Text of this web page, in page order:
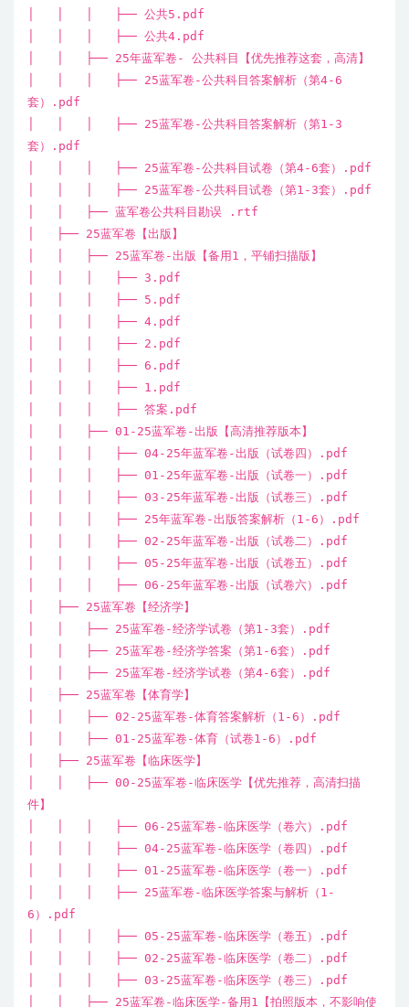
│ │ │ ├── 公共5.pdf
│ │ │ ├── 公共4.pdf
│ │ ├── 25年蓝军卷- 公共科目【优先推荐这套，高清】
│ │ │ ├── 25蓝军卷-公共科目答案解析（第4-6
套）.pdf
│ │ │ ├── 25蓝军卷-公共科目答案解析（第1-3
套）.pdf
│ │ │ ├── 25蓝军卷-公共科目试卷（第4-6套）.pdf
│ │ │ ├── 25蓝军卷-公共科目试卷（第1-3套）.pdf
│ │ ├── 蓝军卷公共科目勘误 .rtf
│ ├── 25蓝军卷【出版】
│ │ ├── 25蓝军卷-出版【备用1，平铺扫描版】
│ │ │ ├── 3.pdf
│ │ │ ├── 5.pdf
│ │ │ ├── 4.pdf
│ │ │ ├── 2.pdf
│ │ │ ├── 6.pdf
│ │ │ ├── 1.pdf
│ │ │ ├── 答案.pdf
│ │ ├── 01-25蓝军卷-出版【高清推荐版本】
│ │ │ ├── 04-25年蓝军卷-出版（试卷四）.pdf
│ │ │ ├── 01-25年蓝军卷-出版（试卷一）.pdf
│ │ │ ├── 03-25年蓝军卷-出版（试卷三）.pdf
│ │ │ ├── 25年蓝军卷-出版答案解析（1-6）.pdf
│ │ │ ├── 02-25年蓝军卷-出版（试卷二）.pdf
│ │ │ ├── 05-25年蓝军卷-出版（试卷五）.pdf
│ │ │ ├── 06-25年蓝军卷-出版（试卷六）.pdf
│ ├── 25蓝军卷【经济学】
│ │ ├── 25蓝军卷-经济学试卷（第1-3套）.pdf
│ │ ├── 25蓝军卷-经济学答案（第1-6套）.pdf
│ │ ├── 25蓝军卷-经济学试卷（第4-6套）.pdf
│ ├── 25蓝军卷【体育学】
│ │ ├── 02-25蓝军卷-体育答案解析（1-6）.pdf
│ │ ├── 01-25蓝军卷-体育（试卷1-6）.pdf
│ ├── 25蓝军卷【临床医学】
│ │ ├── 00-25蓝军卷-临床医学【优先推荐，高清扫描
件】
│ │ │ ├── 06-25蓝军卷-临床医学（卷六）.pdf
│ │ │ ├── 04-25蓝军卷-临床医学（卷四）.pdf
│ │ │ ├── 01-25蓝军卷-临床医学（卷一）.pdf
│ │ │ ├── 25蓝军卷-临床医学答案与解析（1-
6）.pdf
│ │ │ ├── 05-25蓝军卷-临床医学（卷五）.pdf
│ │ │ ├── 02-25蓝军卷-临床医学（卷二）.pdf
│ │ │ ├── 03-25蓝军卷-临床医学（卷三）.pdf
│ │ ├── 25蓝军卷-临床医学-备用1【拍照版本，不影响使